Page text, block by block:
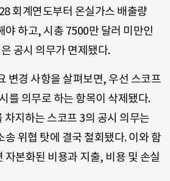
회계연도부터 온실가스 배출량
야 하고, 시총 7500만 달러 미만인
공시 의무가 면제됐다.
변경 사항을 살펴보면, 우선 스코프
를 의무로 하는 항목이 삭제됐다.
지하는 스코프 3의 공시 의무는
송 위협 탓에 결국 철회됐다. 이와 함
자본화된 비용과 지출, 비용 및 손실